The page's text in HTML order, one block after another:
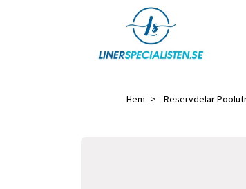
Hem Reservdelar